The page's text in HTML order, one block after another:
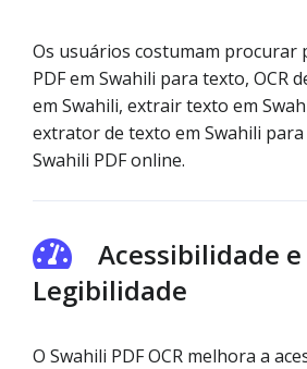
Os usuários costumam procurar
PDF em Swahili para texto, OCR
em Swahili, extrair texto em
extrator de texto em Swahili para
Swahili PDF online.
Acessibilidade e
Legibilidade
O Swahili PDF OCR melhora a